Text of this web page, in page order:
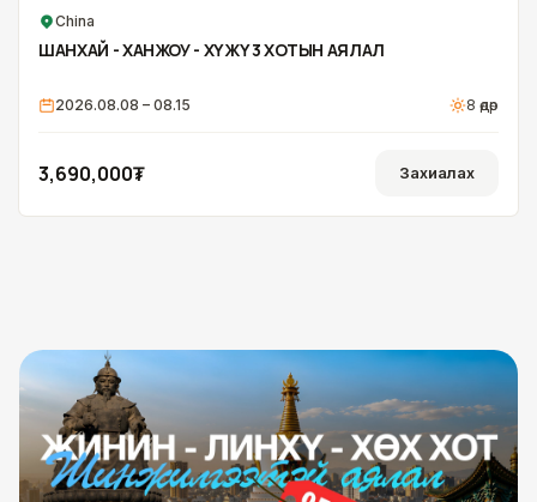
China
ШАНХАЙ - ХАНЖОУ - ХҮЖҮӨ 3 ХОТЫН АЯЛАЛ
2026.08.08 – 08.15 8 өдөр
3,690,000₮ Захиалах